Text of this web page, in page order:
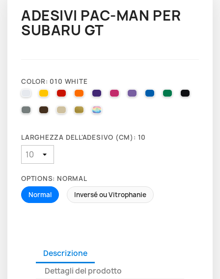
ADESIVI PAC-MAN PER
SUBARU GT
COLOR: 010 WHITE
010 WHITE025 BRIMSTONE YELLOW
031 RED035 PASTEL ORANGE
040 VIOLET
041 PINK043 LAVENDER
051 GENTIAN BLUE
061 GREEN
070
071 GREY080 BROWN
082 BEIGE
091 GOLD000 HOLOGRAPHIQUE
LARGHEZZA DELL'ADESIVO (CM): 10
OPTIONS: NORMAL
Normal
Inversé ou Vitrophanie
Descrizione
Dettagli del prodotto